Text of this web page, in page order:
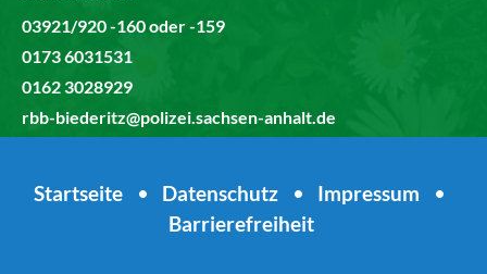
03921/920 -160 oder -159
0173 6031531
0162 3028929
rbb-biederitz@polizei.sachsen-anhalt.de
Startseite • Datenschutz • Impressum
•
Barrierefreiheit